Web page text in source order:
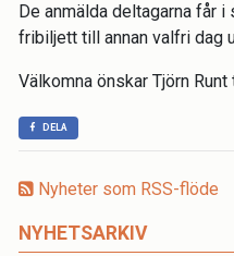
Nyheter som RSS-flöde
NYHETSARKIV
De anmälda deltagarna får
fribiljett till annan valfri dag
Välkomna önskar Tjörn
DELA